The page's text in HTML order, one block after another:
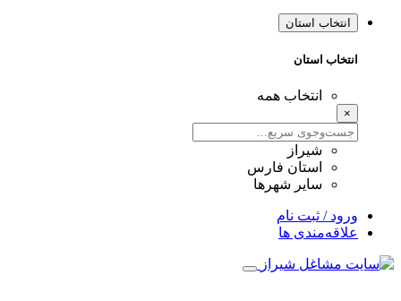
انتخاب استان
انتخاب استان
انتخاب همه
×
شیراز
استان فارس
سایر شهرها
ورود / ثبت نام
علاقه‌مندی ها